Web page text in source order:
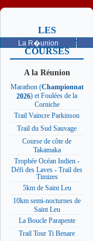
La R�union
LES
PROCHAINES
COURSES
A la Réunion
Marathon (Championnat
2026) et Foulées de la
Corniche
Trail Vaincre Parkinson
Trail du Sud Sauvage
Course de côte de
Takamaka
Trophée Océan Indien -
Défi des Laves - Trail des
Timizes
5km de Saint Leu
10km semi-nocturnes de
Saint Leu
La Boucle Parapente
Trail Tour Ti Benare